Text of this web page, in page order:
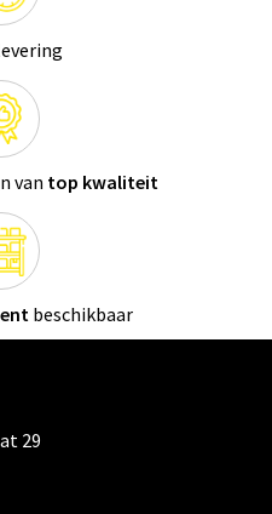
van top kwaliteit
beschikbaar
29